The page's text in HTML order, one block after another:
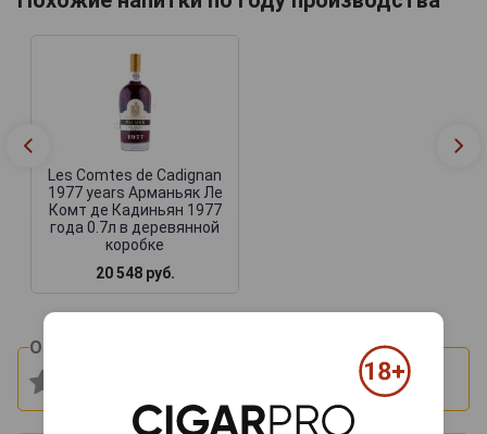
Les Comtes de Cadignan
1977 years Арманьяк Ле
Комт де Кадиньян 1977
года 0.7л в деревянной
коробке
20 548 руб.
Оцените и напишите отзыв: